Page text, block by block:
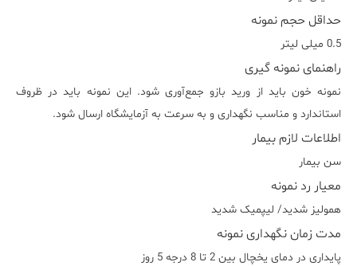
حداقل حجم نمونه
0.5 میلی لیتر
راهنمای نمونه گیری
نمونه خون باید از ورید بازو جمع‌آوری شود. این نمونه باید در ظروف
استاندارد و مناسب نگهداری و به سرعت به آزمایشگاه ارسال شود.
اطلاعات لازم بیمار
سن بیمار
معیار رد نمونه
هموليز شديد/ ليپميک شديد
مدت زمان نگهداری نمونه
پایداری در دمای یخچال بین 2 تا 8 درجه 5 روز